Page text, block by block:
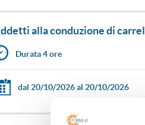
addetti alla conduzione di
Durata 4 ore
dal 20/10/2026al 20/10/2026